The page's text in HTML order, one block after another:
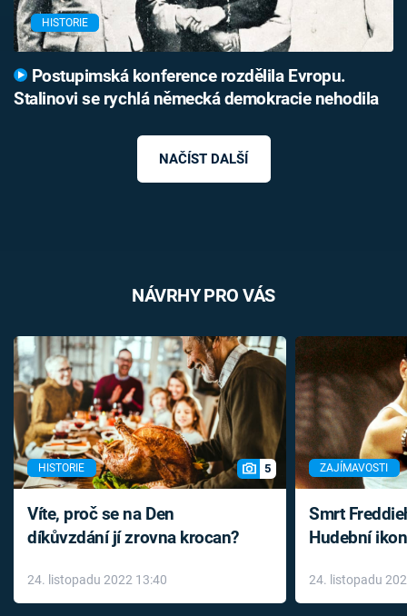
HISTORIE
Postupimská konference rozdělila Evropu.
Stalinovi se rychlá německá demokracie nehodila
NAČÍST DALŠÍ
NÁVRHY PRO VÁS
HISTORIE 5
Víte, proč se na Den
díkůvzdání jí zrovna krocan?
24. listopadu 2022 13:40
ZAJÍMAVOSTI
Smrt
Hudební
léky
24. listopadu